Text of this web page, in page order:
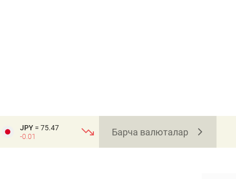
JPY = 75.47
-0.01
Барча валюталар